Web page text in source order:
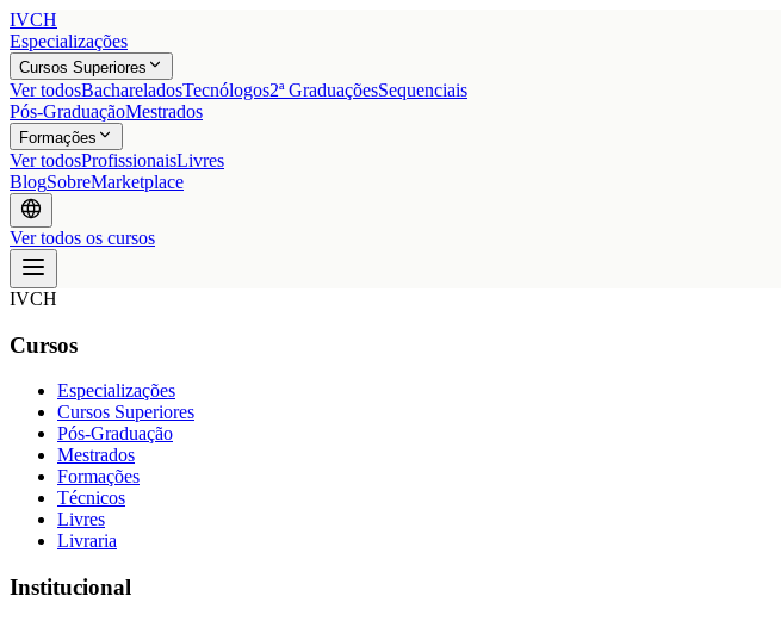
IVCH
Especializações
Cursos Superiores
Ver todosBachareladosTecnólogos2ª GraduaçõesSequenciais
Pós-GraduaçãoMestrados
Formações
Ver todosProfissionaisLivres
BlogSobreMarketplace
Ver todos os cursos
IVCH
Cursos
Especializações
Cursos Superiores
Pós-Graduação
Mestrados
Formações
Técnicos
Livres
Livraria
Institucional